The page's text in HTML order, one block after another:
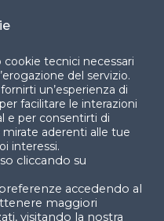
Milano Dipartimento
tecnici necessari
del servizio.
un’esperienza di
facilitare le interazioni
e per consentirti di
aderenti alle tue
interessi.
cliccando su
accedendo al
maggiori
visitando la nostra